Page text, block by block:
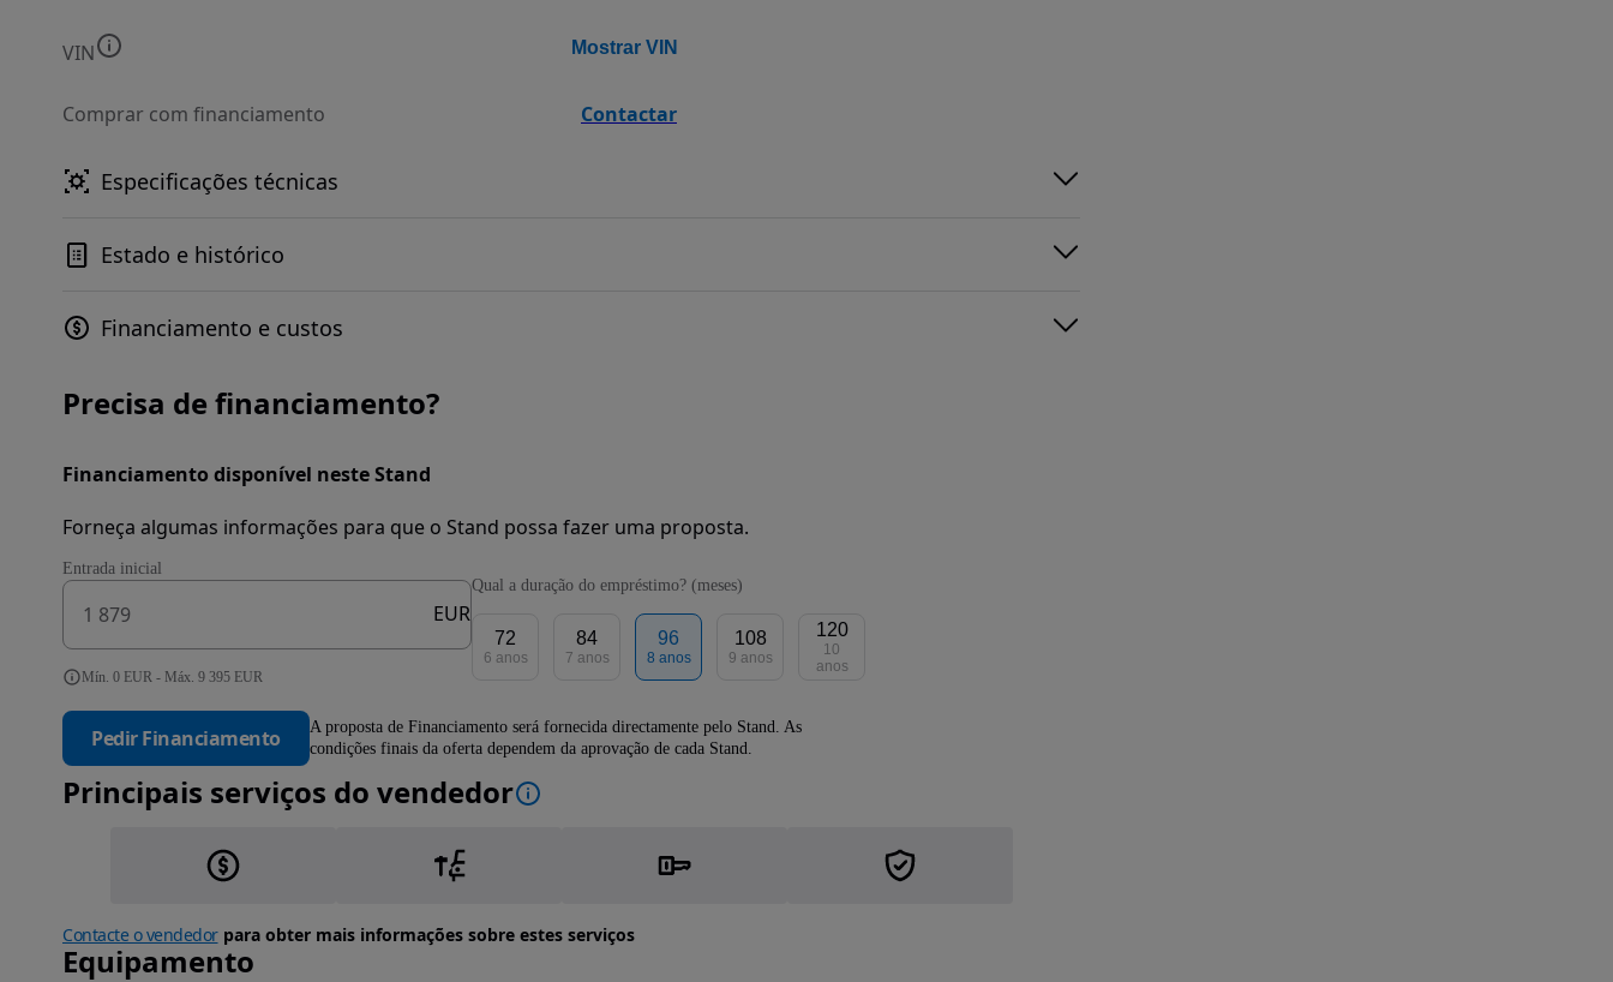
VIN Mostrar VIN
Comprar com financiamento Contactar
Especificações técnicas
Estado e histórico
Financiamento e custos
Precisa de financiamento?
Financiamento disponível neste Stand
Forneça algumas informações para que o Stand possa fazer uma proposta.
Entrada inicial
EUR
Mín. 0 EUR - Máx. 9 395 EUR
Qual a duração do empréstimo? (meses)
72
6 anos
84
7 anos
96
8 anos
108
9 anos
120
10
anos
Pedir Financiamento
A proposta de Financiamento será fornecida directamente pelo Stand. As
condições finais da oferta dependem da aprovação de cada Stand.
Principais serviços do vendedor
Contacte o vendedorpara obter mais informações sobre estes serviços
Equipamento